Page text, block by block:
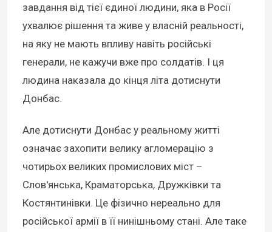
завдання від тієї єдиної людини, яка в Росії
ухвалює рішення та живе у власній реальності,
на яку не мають впливу навіть російські
генерали, не кажучи вже про солдатів. І ця
людина наказала до кінця літа дотиснути
Донбас.
Але дотиснути Донбас у реальному житті
означає захопити велику агломерацію з
чотирьох великих промислових міст –
Слов'янська, Краматорська, Дружківки та
Костянтинівки. Це фізично нереально для
російської армії в її нинішньому стані. Але таке